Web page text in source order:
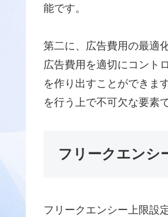
能です。
第二に、広告費用の最適
広告費用を適切にコント
を作り出すことができま
を行う上で不可欠な要素
フリークエンシ
フリークエンシー上限設